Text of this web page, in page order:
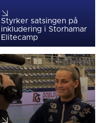
Styrker satsingen på
inkludering i Storhamar
Elitecamp